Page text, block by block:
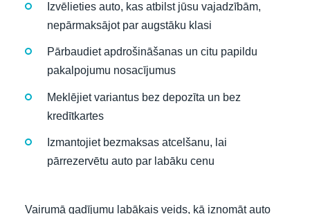
Izvēlieties auto, kas atbilst jūsu vajadzībām,
nepārmaksājot par augstāku klasi
Pārbaudiet apdrošināšanas un citu papildu
pakalpojumu nosacījumus
Meklējiet variantus bez depozīta un bez
kredītkartes
Izmantojiet bezmaksas atcelšanu, lai
pārrezervētu auto par labāku cenu
Vairumā gadījumu labākais veids, kā iznomāt auto